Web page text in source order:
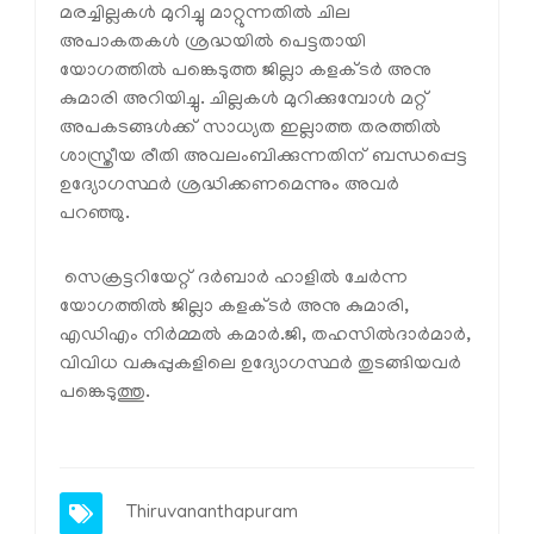
മരച്ചില്ലകൾ മുറിച്ചു മാറ്റുന്നതിൽ ചില
അപാകതകൾ ശ്രദ്ധയിൽ പെട്ടതായി
യോഗത്തിൽ പങ്കെടുത്ത ജില്ലാ കളക്ടർ അനു
കുമാരി അറിയിച്ചു. ചില്ലകൾ മുറിക്കുമ്പോൾ മറ്റ്
അപകടങ്ങൾക്ക് സാധ്യത ഇല്ലാത്ത തരത്തിൽ
ശാസ്ത്രീയ രീതി അവലംബിക്കുന്നതിന് ബന്ധപ്പെട്ട
ഉദ്യോഗസ്ഥർ ശ്രദ്ധിക്കണമെന്നും അവർ
പറഞ്ഞു.
സെക്രട്ടറിയേറ്റ് ദർബാർ ഹാളിൽ ചേർന്ന
യോഗത്തിൽ ജില്ലാ കളക്ടർ അനു കുമാരി,
എഡിഎം നിർമ്മൽ കമാർ.ജി, തഹസിൽദാർമാർ,
വിവിധ വകുപ്പുകളിലെ ഉദ്യോഗസ്ഥർ തുടങ്ങിയവർ
പങ്കെടുത്തു.
Thiruvananthapuram